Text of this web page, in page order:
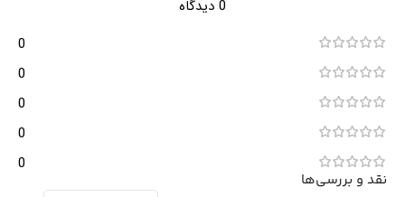
0 دیدگاه
0
0
0
0
0
نقد و بررسی‌ها